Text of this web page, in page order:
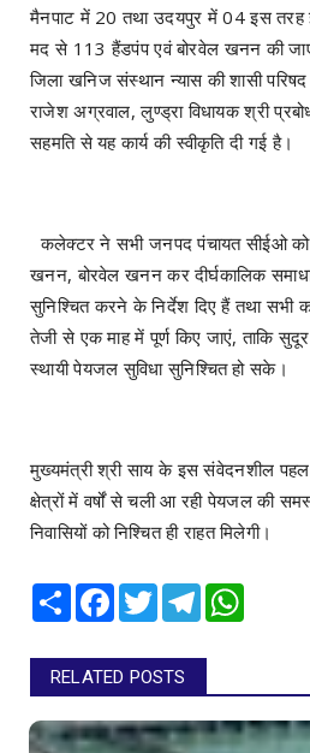
मैनपाट में 20 तथा उदयपुर में 04 इस तरह
मद से 113 हैंडपंप एवं बोरवेल खनन की
जिला खनिज संस्थान न्यास की शासी
राजेश अग्रवाल, लुण्ड्रा विधायक श्री
सहमति से यह कार्य की स्वीकृति दी गई है।
कलेक्टर ने सभी जनपद पंचायत सीईओ को
खनन, बोरवेल खनन कर दीर्घकालिक
सुनिश्चित करने के निर्देश दिए हैं तथा सभी
तेजी से एक माह में पूर्ण किए जाएं, ताकि सुदूर
स्थायी पेयजल सुविधा सुनिश्चित हो सके।
मुख्यमंत्री श्री साय के इस संवेदनशील
क्षेत्रों में वर्षों से चली आ रही पेयजल की
निवासियों को निश्चित ही राहत मिलेगी।
Share Facebook
TwitterTelegram
RELATED POSTS